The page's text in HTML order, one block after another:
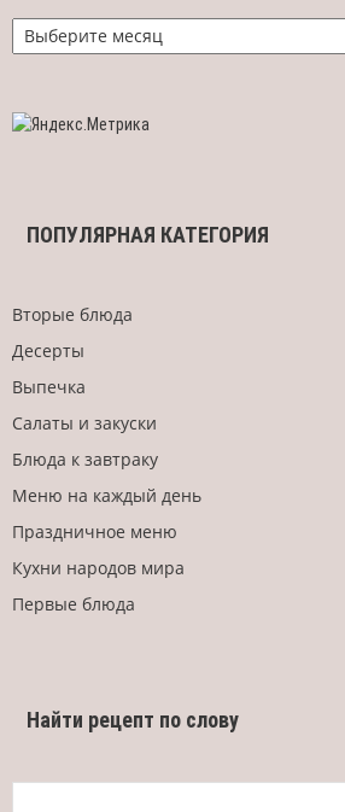
Найти
рецепт
ПОПУЛЯРНАЯ КАТЕГОРИЯ
Вторые блюда
Десерты
Выпечка
Салаты и закуски
Блюда к завтраку
Меню на каждый день
Праздничное меню
Кухни народов мира
Первые блюда
Найти рецепт по слову